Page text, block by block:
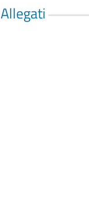
Allegati